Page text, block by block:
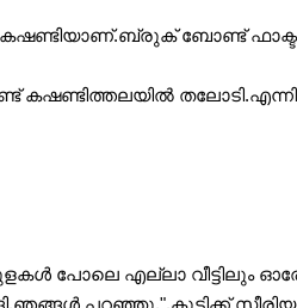
ബോണ്ട്
കഷണ്ടിത്തലയിൽ
തുളകൾ പോലെ എല്ലാ വീട്ടിലും